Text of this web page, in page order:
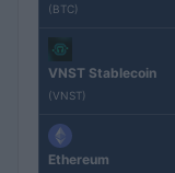
(BTC)
VNST Stablecoin
(VNST)
Ethereum